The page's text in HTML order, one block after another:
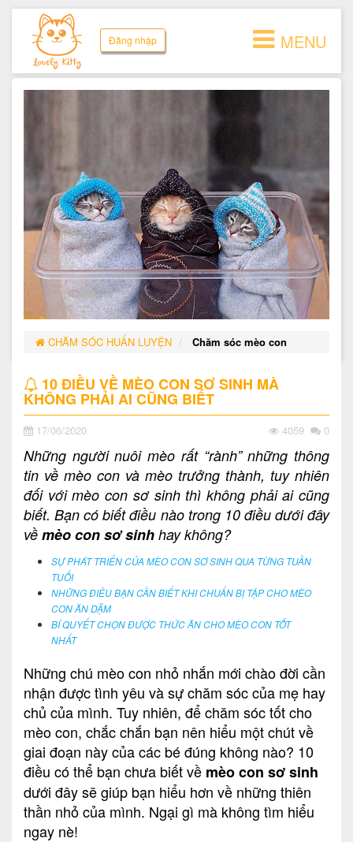
Đăng nhập
CHĂM SÓC HUẤN LUYỆN Chăm sóc mèo con
10 ĐIỀU VỀ MÈO CON SƠ SINH MÀ
KHÔNG PHẢI AI CŨNG BIẾT
17/06/2020 4059 0
Những người nuôi mèo rất “rành” những thông
tin về mèo con và mèo trưởng thành, tuy nhiên
đối với mèo con sơ sinh thì không phải ai cũng
biết. Bạn có biết điều nào trong 10 điều dưới đây
về mèo con sơ sinh hay không?
SỰ PHÁT TRIỂN CỦA MÈO CON SƠ SINH QUA TỪNG TUẦN
TUỔI
NHỮNG ĐIỀU BẠN CẦN BIẾT KHI CHUẨN BỊ TẬP CHO MÈO
CON ĂN DẶM
BÍ QUYẾT CHỌN ĐƯỢC THỨC ĂN CHO MÈO CON TỐT
NHẤT
Những chú mèo con nhỏ nhắn mới chào đời cần
nhận được tình yêu và sự chăm sóc của mẹ hay
chủ của mình. Tuy nhiên, để chăm sóc tốt cho
mèo con, chắc chắn bạn nên hiểu một chút về
giai đoạn này của các bé đúng không nào? 10
điều có thể bạn chưa biết về mèo con sơ sinh
dưới đây sẽ giúp bạn hiểu hơn về những thiên
thần nhỏ của mình. Ngại gì mà không tìm hiểu
ngay nè!
MENU